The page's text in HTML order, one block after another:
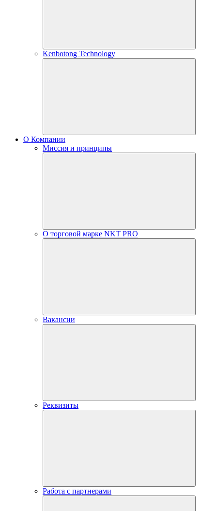
Kenbotong Technology
О Компании
Миссия и принципы
О торговой марке NKT PRO
Вакансии
Реквизиты
Работа с партнерами